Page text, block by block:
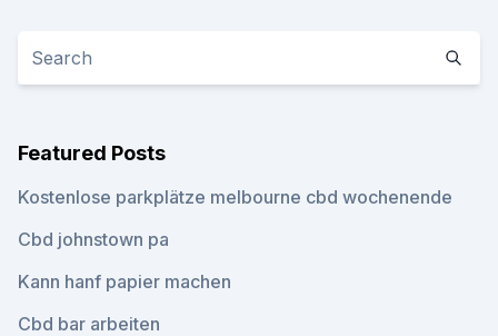
Featured Posts
Kostenlose parkplätze melbourne cbd wochenende
Cbd johnstown pa
Kann hanf papier machen
Cbd bar arbeiten